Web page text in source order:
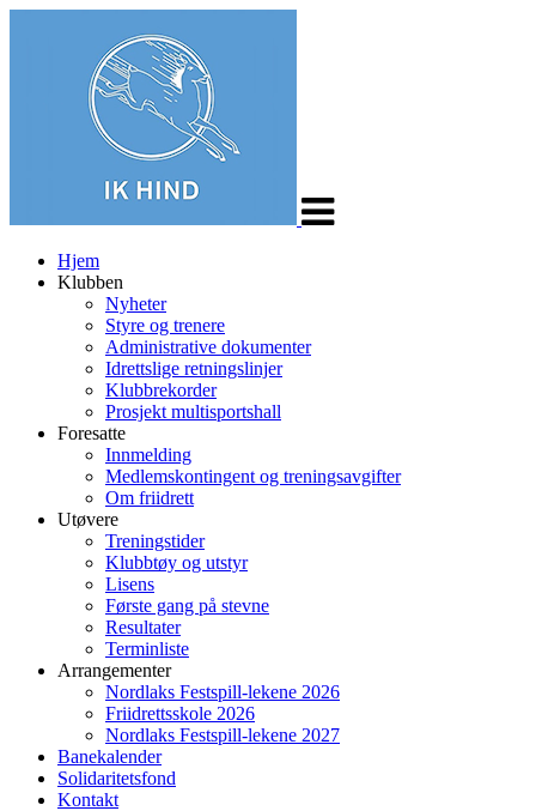
Hjem
Klubben
Nyheter
Styre og trenere
Administrative dokumenter
Idrettslige retningslinjer
Klubbrekorder
Prosjekt multisportshall
Foresatte
Innmelding
Medlemskontingent og treningsavgifter
Om friidrett
Utøvere
Treningstider
Klubbtøy og utstyr
Lisens
Første gang på stevne
Resultater
Terminliste
Arrangementer
Nordlaks Festspill-lekene 2026
Friidrettsskole 2026
Nordlaks Festspill-lekene 2027
Banekalender
Solidaritetsfond
Kontakt